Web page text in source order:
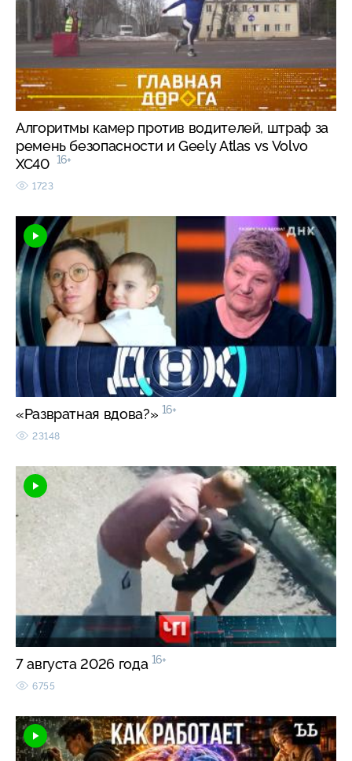
Алгоритмы камер против водителей, штраф за
ремень безопасности и Geely Atlas vs Volvo
XC40 16+
1723
«Развратная вдова?» 16+
23148
7 августа 2026 года 16+
6755